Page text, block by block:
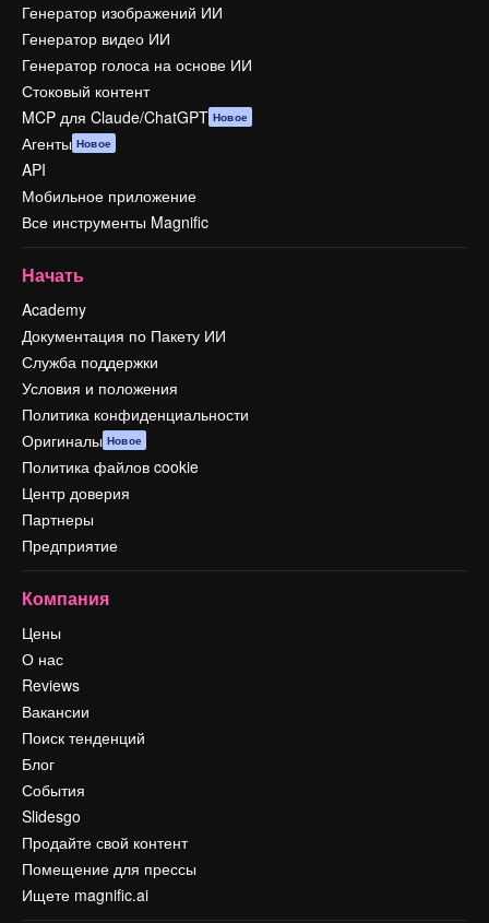
Генератор изображений ИИ
Генератор видео ИИ
Генератор голоса на основе ИИ
Стоковый контент
MCP для Claude/ChatGPT Новое
Агенты Новое
API
Мобильное приложение
Все инструменты Magnific
Начать
Academy
Документация по Пакету ИИ
Служба поддержки
Условия и положения
Политика конфиденциальности
Оригиналы Новое
Политика файлов cookie
Центр доверия
Партнеры
Предприятие
Компания
Цены
О нас
Reviews
Вакансии
Поиск тенденций
Блог
События
Slidesgo
Продайте свой контент
Помещение для прессы
Ищете magnific.ai